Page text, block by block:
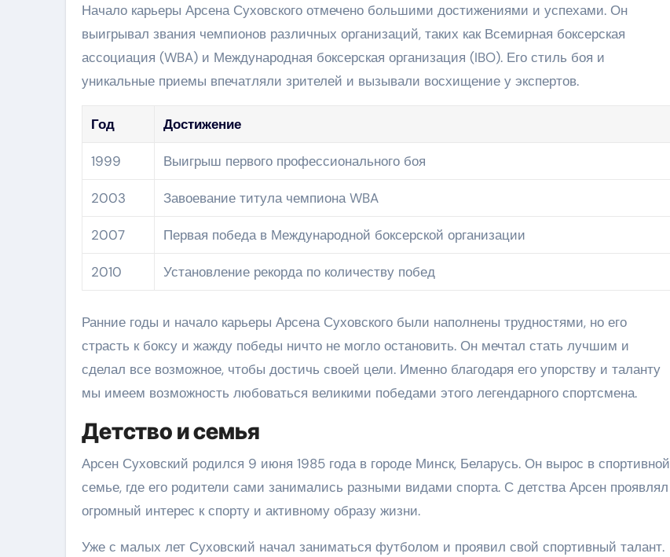
Начало карьеры Арсена Суховского отмечено большими достижениями и успехами. Он
выигрывал звания чемпионов различных организаций, таких как Всемирная боксерская
ассоциация (WBA) и Международная боксерская организация (IBO). Его стиль боя и
уникальные приемы впечатляли зрителей и вызывали восхищение у экспертов.
Год Достижение
1999 Выигрыш первого профессионального боя
2003 Завоевание титула чемпиона WBA
2007 Первая победа в Международной боксерской организации
2010 Установление рекорда по количеству побед
Ранние годы и начало карьеры Арсена Суховского были наполнены трудностями, но его
страсть к боксу и жажду победы ничто не могло остановить. Он мечтал стать лучшим и
сделал все возможное, чтобы достичь своей цели. Именно благодаря его упорству и таланту
мы имеем возможность любоваться великими победами этого легендарного спортсмена.
Детство и семья
Арсен Суховский родился 9 июня 1985 года в городе Минск, Беларусь. Он вырос в спортивной
семье, где его родители сами занимались разными видами спорта. С детства Арсен проявлял
огромный интерес к спорту и активному образу жизни.
Уже с малых лет Суховский начал заниматься футболом и проявил свой спортивный талант.